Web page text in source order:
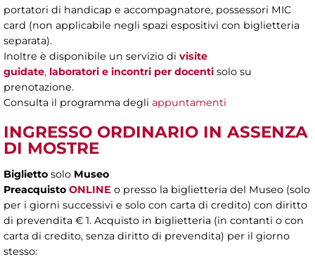
portatori di handicap e accompagnatore, possessori MIC
card (non applicabile negli spazi espositivi con biglietteria
separata).
Inoltre è disponibile un servizio di visite
guidate, laboratori e incontri per docenti solo su
prenotazione.
Consulta il programma degli appuntamenti
INGRESSO ORDINARIO IN ASSENZA
DI MOSTRE
Biglietto solo Museo
Preacquisto ONLINE o presso la biglietteria del Museo (solo
per i giorni successivi e solo con carta di credito) con diritto
di prevendita € 1. Acquisto in biglietteria (in contanti o con
carta di credito, senza diritto di prevendita) per il giorno
stesso: